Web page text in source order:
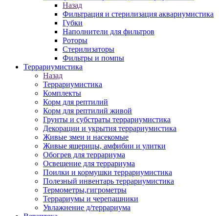
Назад
Фильтрация и стерилизация аквариумистика
Губки
Наполнители для фильтров
Роторы
Стерилизаторы
Фильтры и помпы
Террариумистика
Назад
Террариумистика
Комплекты
Корм для рептилий
Корм для рептилий живой
Грунты и субстраты террариумистика
Декорации и укрытия террариумистика
Живые змеи и насекомые
Живые ящерицы, амфибии и улитки
Обогрев для террариума
Освещение для террариума
Поилки и кормушки террариумистика
Полезный инвентарь террариумистика
Термометры,гигрометры
Террариумы и черепашники
Увлажнение д/террариума